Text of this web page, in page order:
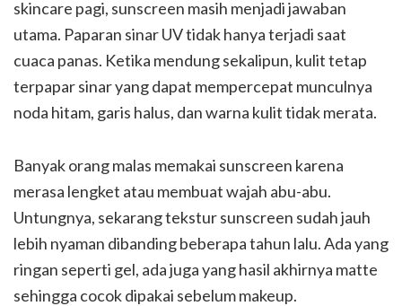
skincare pagi, sunscreen masih menjadi jawaban
utama. Paparan sinar UV tidak hanya terjadi saat
cuaca panas. Ketika mendung sekalipun, kulit tetap
terpapar sinar yang dapat mempercepat munculnya
noda hitam, garis halus, dan warna kulit tidak merata.
Banyak orang malas memakai sunscreen karena
merasa lengket atau membuat wajah abu-abu.
Untungnya, sekarang tekstur sunscreen sudah jauh
lebih nyaman dibanding beberapa tahun lalu. Ada yang
ringan seperti gel, ada juga yang hasil akhirnya matte
sehingga cocok dipakai sebelum makeup.